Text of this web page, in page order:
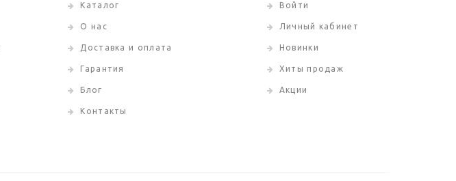
Каталог
О нас
Доставка и оплата
Гарантия
Блог
Контакты
Войти
Личный кабинет
Новинки
Хиты продаж
Акции